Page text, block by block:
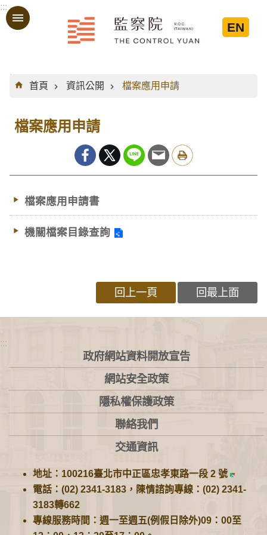
跳到主要內容區塊
:::
EN
:::
首頁
資訊公開 檔案應用申請
檔案應用申請
檔案應用申請書
機關檔案目錄查詢
回上一頁 回最上面
:::
政府網站資料開放宣告
網站安全政策
隱私權保護政策
聯絡我們
交通資訊
地址：100216臺北市中正區忠孝東路一段 2 號
電話：(02) 2341-3183，陳情諮詢專線：(02) 2341-
3183轉662
專線服務時間：週一至週五(例假日除外)09：00至